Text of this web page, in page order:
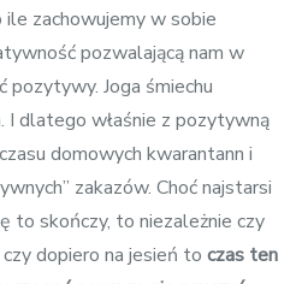
zachowujemy w sobie
pozwalającą nam w
pozytywy. Joga śmiechu
I dlatego właśnie z pozytywną
domowych kwarantann i
zakazów. Choć najstarsi
to skończy, to niezależnie czy
dopiero na jesień to czas ten